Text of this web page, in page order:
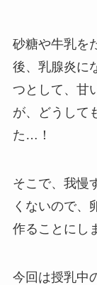
砂糖や牛乳を
後、乳腺炎に
つとして、甘
が、どうして
た…！
そこで、我慢
くないので、
作ることにし
今回は授乳中